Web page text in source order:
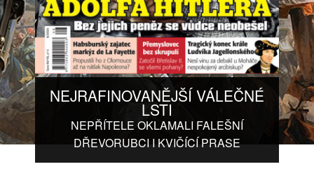
NEJRAFINOVANĚJŠÍ VÁLEČNÉ
LSTI
NEPŘÍTELE OKLAMALI FALEŠNÍ
DŘEVORUBCI I KVIČÍCÍ PRASE